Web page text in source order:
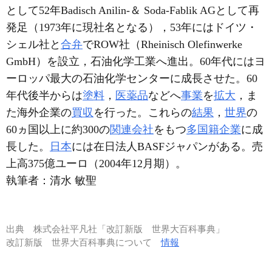
として52年Badisch Anilin-＆ Soda-Fablik AGとして再
発足（1973年に現社名となる），53年にはドイツ・
シェル社と 合弁でROW社（Rheinisch Olefinwerke
GmbH）を設立，石油化学工業へ進出。60年代にはヨ
ーロッパ最大の石油化学センターに成長させた。60
年代後半からは塗料 ， 医薬品などへ事業を拡大 ，ま
た海外企業の買収 を行った。これらの結果 ， 世界の
60ヵ国以上に約300の関連会社をもつ多国籍企業に成
長した。
日本には在日法人BASFジャパンがある。売
上高375億ユーロ（2004年12月期）。
執筆者： 清水 敏聖
出典 株式会社平凡社「改訂新版 世界大百科事典」
改訂新版 世界大百科事典について情報